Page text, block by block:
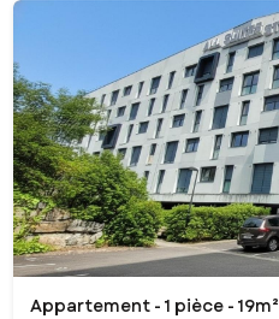
Appartement - 1 pièce - 19m²